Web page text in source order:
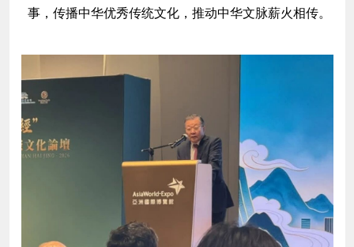
事，传播中华优秀传统文化，推动中华文脉薪火相传。